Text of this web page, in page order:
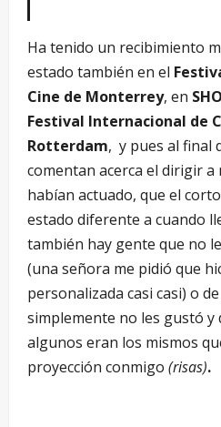
Ha tenido un recibimiento
estado también en el
Cine de Monterrey, en
Festival Internacional de
Rotterdam, y pues al final
comentan acerca el dirigir a
habían actuado, que el
estado diferente a cuando
también hay gente que no
(una señora me pidió que
personalizada casi casi) o
simplemente no les gustó y
algunos eran los mismos
proyección conmigo (risas).